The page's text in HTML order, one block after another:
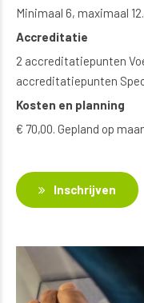
Minimaal 6, maximaal 12.
Accreditatie
2 accreditatiepunten
accreditatiepunten
Kosten en planning
€ 70,00. Gepland op
Inschrijven